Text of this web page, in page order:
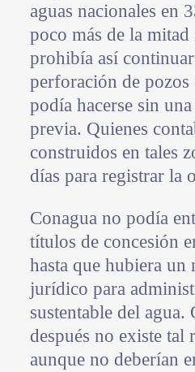
aguas nacionales en
poco más de la mitad
prohibía así
perforación de
podía hacerse sin
previa. Quienes
construidos en tales
días para registrar la
Conagua no podía
títulos de concesión
hasta que hubiera
jurídico para
sustentable del agua.
después no existe tal
aunque no deberían